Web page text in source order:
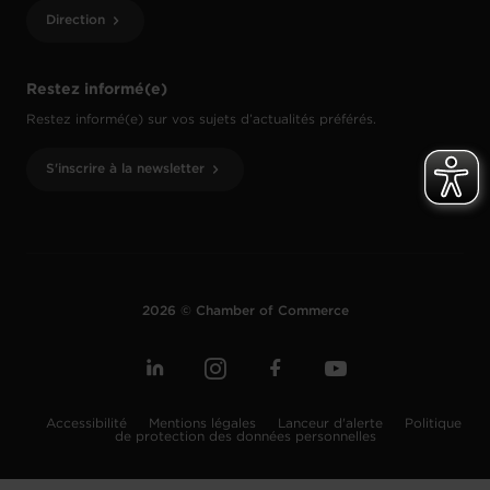
Restez informé(e)
Restez informé(e) sur vos sujets d’actualités préférés.
S'inscrire à la newsletter
Direction
2026 © Chamber of Commerce
Accessibilité Mentions légales Lanceur d'alerte
Politique
de protection des données personnelles